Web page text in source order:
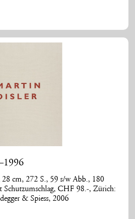
cm, 272 S., 59 s/w Abb., 180
Schutzumschlag, CHF 98.-, Zürich:
& Spiess, 2006